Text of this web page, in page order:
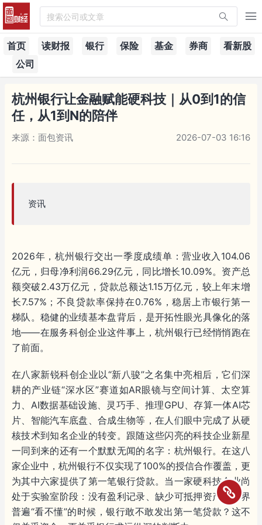
搜索公司或文章
首页 读财报 银行 保险 基金 券商
看新股
公司
杭州银行让金融赋能硬科技｜从0到1的信
任，从1到N的陪伴
来源：面包资讯 2026-07-03 16:16
资讯
2026年，杭州银行交出一季度成绩单：营业收入104.06
亿元，归母净利润66.29亿元，同比增长10.09%。资产总
额突破2.43万亿元，贷款总额达1.15万亿元，较上年末增
长7.57%；不良贷款率保持在0.76%，稳居上市银行第一
梯队。稳健的业绩基本盘背后，是开拓性眼光具像化的落
地——在服务科创企业这件事上，杭州银行已经悄悄跑在
了前面。
在八家新锐科创企业以“新八骏”之名集中亮相后，它们深
耕的产业链“深水区”赛道如AR眼镜与空间计算、太空算
力、AI数据基础设施、灵巧手、推理GPU、存算一体AI芯
片、智能汽车底盘、合成生物等，在人们眼中完成了从硬
核技术到知名企业的转变。跟随这些闪亮的科技企业新星
一同到来的还有一个默默无闻的名字：杭州银行。在这八
家企业中，杭州银行不仅实现了100%的授信合作覆盖，更
为其中六家提供了第一笔银行贷款。当一家硬科技企业尚
处于实验室阶段：没有盈利记录、缺少可抵押资产、外界
普遍“看不懂”的时候，银行敢不敢发出第一笔贷款？这不